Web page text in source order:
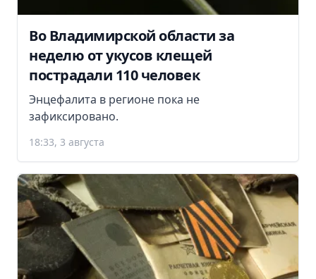
Во Владимирской области за
неделю от укусов клещей
пострадали 110 человек
Энцефалита в регионе пока не
зафиксировано.
18:33, 3 августа